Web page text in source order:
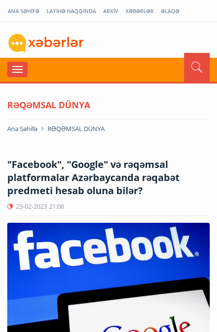
ANA SƏHİFƏ LAYİHƏ HAQQINDA ARXİV XƏBƏRLƏR ƏLAQƏ
RƏQƏMSAL DÜNYA
Ana Səhifə RƏQƏMSAL DÜNYA
"Facebook", "Google" və rəqəmsal
platformalar Azərbaycanda rəqabət
predmeti hesab oluna bilər?
23-02-2023 21:08